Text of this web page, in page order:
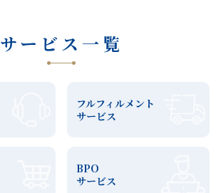
サービス一覧
フルフィルメント
サービス
BPO
サービス